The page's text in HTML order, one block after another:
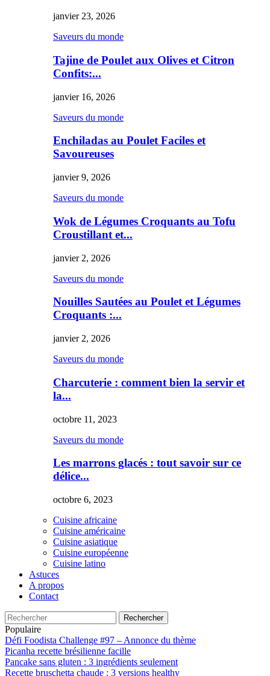
janvier 23, 2026
Saveurs du monde
Tajine de Poulet aux Olives et Citron
Confits:...
janvier 16, 2026
Saveurs du monde
Enchiladas au Poulet Faciles et
Savoureuses
janvier 9, 2026
Saveurs du monde
Wok de Légumes Croquants au Tofu
Croustillant et...
janvier 2, 2026
Saveurs du monde
Nouilles Sautées au Poulet et Légumes
Croquants :...
janvier 2, 2026
Saveurs du monde
Charcuterie : comment bien la servir et
la...
octobre 11, 2023
Saveurs du monde
Les marrons glacés : tout savoir sur ce
délice...
octobre 6, 2023
Cuisine africaine
Cuisine américaine
Cuisine asiatique
Cuisine européenne
Cuisine latino
Astuces
A propos
Contact
Rechercher
Populaire
Défi Foodista Challenge #97 – Annonce du thème
Picanha recette brésilienne facille
Pancake sans gluten : 3 ingrédients seulement
Recette bruschetta chaude : 3 versions healthy